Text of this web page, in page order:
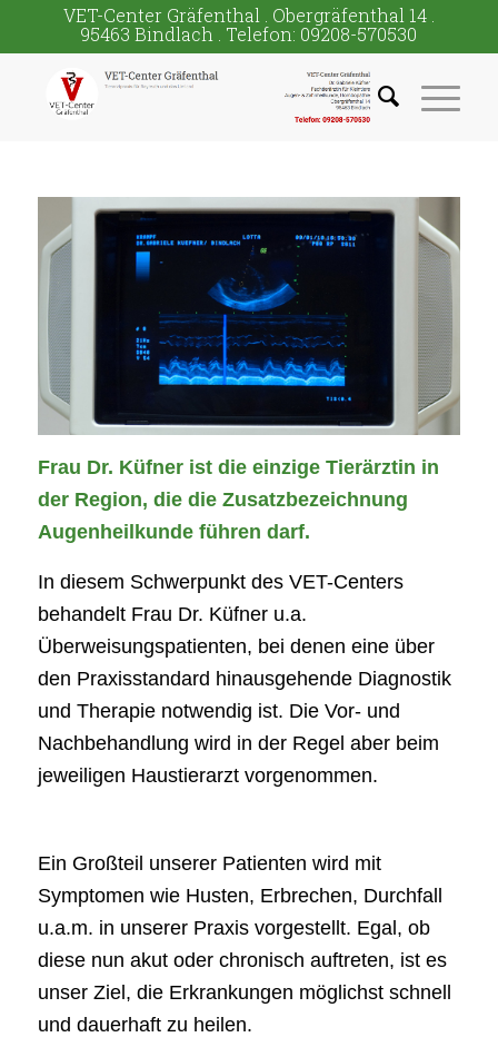
VET-Center Gräfenthal . Obergräfenthal 14 .
95463 Bindlach . Telefon: 09208-570530
Frau Dr. Küfner ist die einzige Tierärztin in
der Region, die die Zusatzbezeichnung
Augenheilkunde führen darf.
In diesem Schwerpunkt des VET-Centers
behandelt Frau Dr. Küfner u.a.
Überweisungspatienten, bei denen eine über
den Praxisstandard hinausgehende Diagnostik
und Therapie notwendig ist. Die Vor- und
Nachbehandlung wird in der Regel aber beim
jeweiligen Haustierarzt vorgenommen.
Ein Großteil unserer Patienten wird mit
Symptomen wie Husten, Erbrechen, Durchfall
u.a.m. in unserer Praxis vorgestellt. Egal, ob
diese nun akut oder chronisch auftreten, ist es
unser Ziel, die Erkrankungen möglichst schnell
und dauerhaft zu heilen.